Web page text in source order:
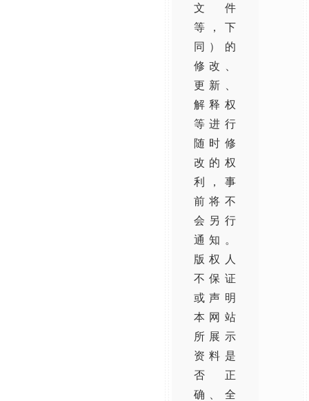
文件
等，下
同）的
修改、
更新、
解释权
等进行
随时修
改的权
利，事
前将不
会另行
通知。
版权人
不保证
或声明
本网站
所展示
资料是
否正
确、全